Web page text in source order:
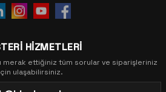
HİZMETLERİ
merak ettiğiniz tüm sorular ve siparişleriniz
ulaşabilirsiniz.